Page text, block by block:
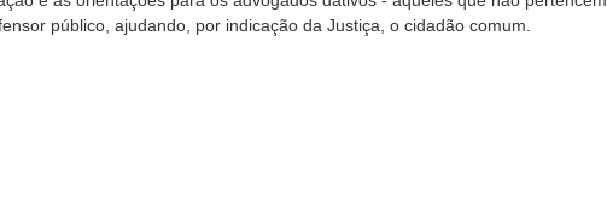
público, ajudando, por indicação da Justiça, o cidadão comum.